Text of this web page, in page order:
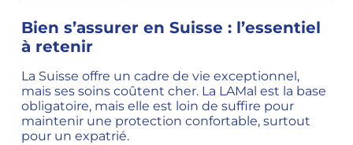
Bien s’assurer en Suisse : l’essentiel
à retenir
La Suisse offre un cadre de vie exceptionnel,
mais ses soins coûtent cher. La LAMal est la base
obligatoire, mais elle est loin de suffire pour
maintenir une protection confortable, surtout
pour un expatrié.